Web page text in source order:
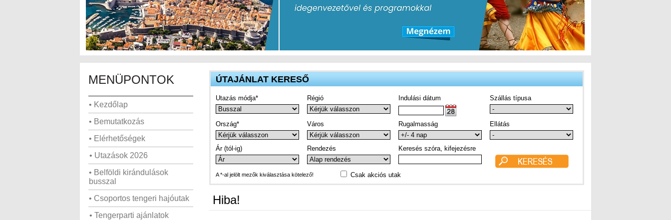
MENÜPONTOK
• Kezdőlap
• Bemutatkozás
• Elérhetőségek
• Utazások 2026
• Belföldi kirándulások
busszal
• Csoportos tengeri hajóutak
• Tengerparti ajánlatok
ÚTAJÁNLAT KERESŐ
Utazás módja* Régió Indulási dátum Szállás típusa
Ország* Város Rugalmasság Ellátás
Ár (tól-ig) Rendezés Keresés szóra, kifejezésre
A *-al jelölt mezők kiválasztása kötelező! Csak akciós utak
Hiba!